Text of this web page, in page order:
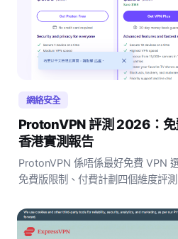
網絡安全
ProtonVPN 評測 2026：免
香港實測報告
ProtonVPN 係唔係最好免費 VPN
免費版限制、付費計劃四個維度評